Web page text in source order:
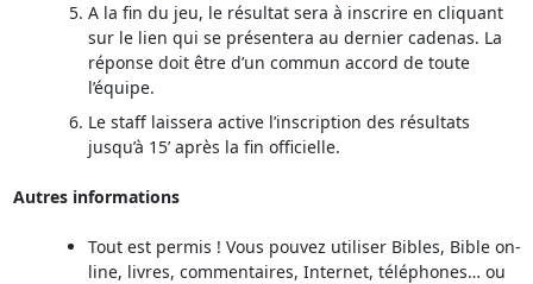
A la fin du jeu, le résultat sera à inscrire en cliquant
sur le lien qui se présentera au dernier cadenas. La
réponse doit être d’un commun accord de toute
l’équipe.
Le staff laissera active l’inscription des résultats
jusqu’à 15’ après la fin officielle.
Autres informations
Tout est permis ! Vous pouvez utiliser Bibles, Bible on-
line, livres, commentaires, Internet, téléphones… ou